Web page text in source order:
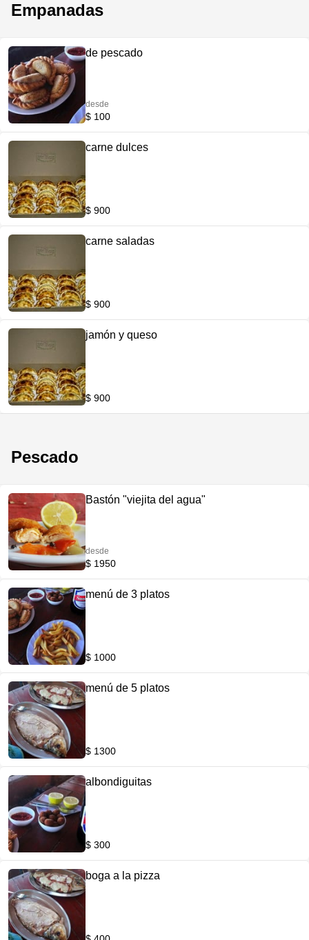
Empanadas
de pescado
desde
$ 100
carne dulces
$ 900
carne saladas
$ 900
jamón y queso
$ 900
Pescado
Bastón "viejita del agua"
desde
$ 1950
menú de 3 platos
$ 1000
menú de 5 platos
$ 1300
albondiguitas
$ 300
boga a la pizza